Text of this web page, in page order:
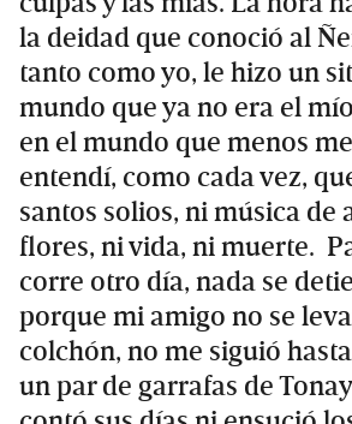
la deidad que conoció al
tanto como yo, le hizo un
mundo que ya no era el
en el mundo que menos
entendí, como cada vez,
santos solios, ni música de
flores, ni vida, ni muerte.
corre otro día, nada se
porque mi amigo no se
colchón, no me siguió
un par de garrafas de